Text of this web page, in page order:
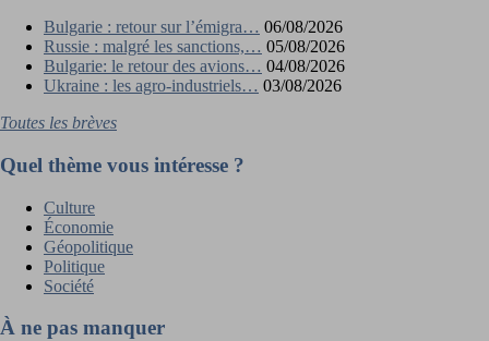
Bulgarie : retour sur l’émigra… 06/08/2026
Russie : malgré les sanctions,… 05/08/2026
Bulgarie: le retour des avions… 04/08/2026
Ukraine : les agro-industriels… 03/08/2026
Toutes les brèves
Quel thème vous intéresse ?
Culture
Économie
Géopolitique
Politique
Société
À ne pas manquer